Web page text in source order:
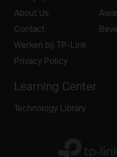
About Us
Contact
Werken bij TP-Link
Privacy Policy
Learning Center
Technology Library